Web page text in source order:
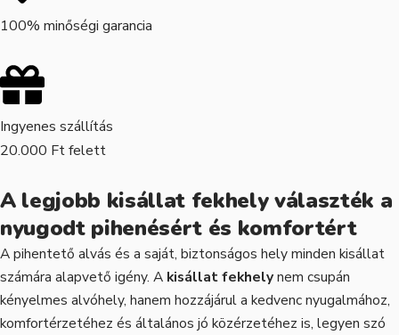
100% minőségi garancia
Ingyenes szállítás
20.000 Ft felett
A legjobb kisállat fekhely választék a
nyugodt pihenésért és komfortért
A pihentető alvás és a saját, biztonságos hely minden kisállat
számára alapvető igény. A kisállat fekhelynem csupán
kényelmes alvóhely, hanem hozzájárul a kedvenc nyugalmához,
komfortérzetéhez és általános jó közérzetéhez is, legyen szó